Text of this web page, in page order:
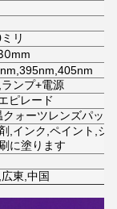
リ
mm
ンプ+電源
ピレード
ォーツレンズパッ
,インク,ペイント,シ
に塗ります
東,中国